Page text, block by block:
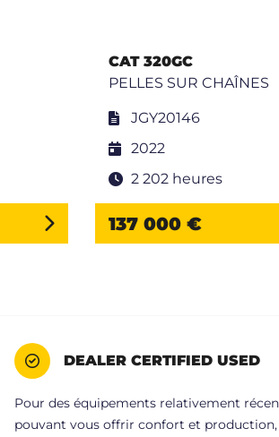
CAT 320GC
PELLES SUR CHAÎNES
JGY20146
2022
2 202 heures
137 000 €
DEALER CERTIFIED USED
Pour des équipements relativement
pouvant vous offrir confort et production,